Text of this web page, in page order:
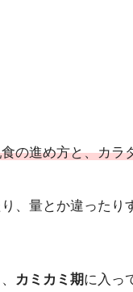
の進め方と、カラ
、量とか違ったり
カミカミ期に入っ